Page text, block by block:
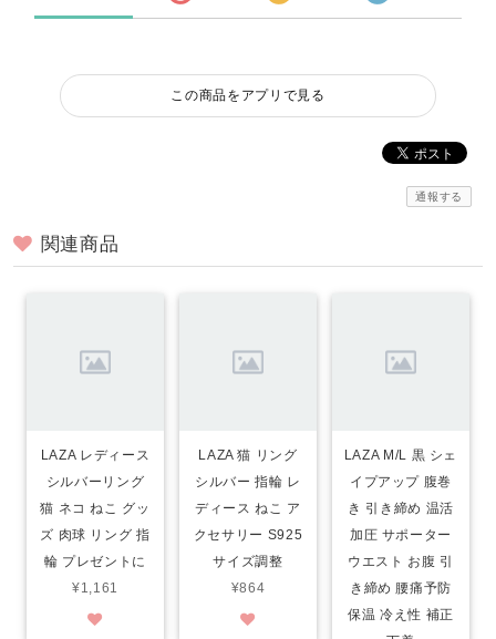
この商品をアプリで見る
通報する
関連商品
LAZA レディース
シルバーリング
猫 ネコ ねこ グッ
ズ 肉球 リング 指
輪 プレゼントに
¥1,161
LAZA 猫 リング
シルバー 指輪 レ
ディース ねこ ア
クセサリー S925
サイズ調整
¥864
LAZA M/L 黒 シェ
イプアップ 腹巻
き 引き締め 温活
加圧 サポーター
ウエスト お腹 引
き締め 腰痛予防
保温 冷え性 補正